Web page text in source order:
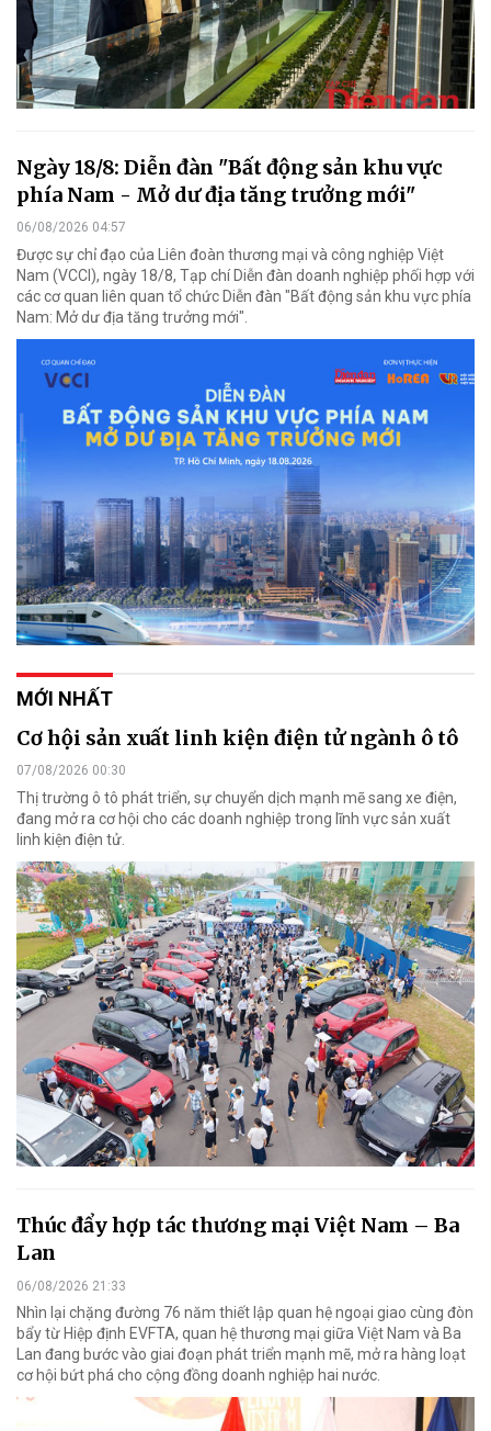
Ngày 18/8: Diễn đàn "Bất động sản khu vực
phía Nam - Mở dư địa tăng trưởng mới"
06/08/2026 04:57
Được sự chỉ đạo của Liên đoàn thương mại và công nghiệp Việt
Nam (VCCI), ngày 18/8, Tạp chí Diễn đàn doanh nghiệp phối hợp với
các cơ quan liên quan tổ chức Diễn đàn "Bất động sản khu vực phía
Nam: Mở dư địa tăng trưởng mới".
MỚI NHẤT
Cơ hội sản xuất linh kiện điện tử ngành ô tô
07/08/2026 00:30
Thị trường ô tô phát triển, sự chuyển dịch mạnh mẽ sang xe điện,
đang mở ra cơ hội cho các doanh nghiệp trong lĩnh vực sản xuất
linh kiện điện tử.
Thúc đẩy hợp tác thương mại Việt Nam – Ba
Lan
06/08/2026 21:33
Nhìn lại chặng đường 76 năm thiết lập quan hệ ngoại giao cùng đòn
bẩy từ Hiệp định EVFTA, quan hệ thương mại giữa Việt Nam và Ba
Lan đang bước vào giai đoạn phát triển mạnh mẽ, mở ra hàng loạt
cơ hội bứt phá cho cộng đồng doanh nghiệp hai nước.